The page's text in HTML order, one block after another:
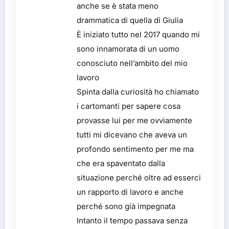
anche se è stata meno
drammatica di quella di Giulia
È iniziato tutto nel 2017 quando mi
sono innamorata di un uomo
conosciuto nell’ambito del mio
lavoro
Spinta dalla curiosità ho chiamato
i cartomanti per sapere cosa
provasse lui per me ovviamente
tutti mi dicevano che aveva un
profondo sentimento per me ma
che era spaventato dalla
situazione perché oltre ad esserci
un rapporto di lavoro e anche
perché sono già impegnata
Intanto il tempo passava senza